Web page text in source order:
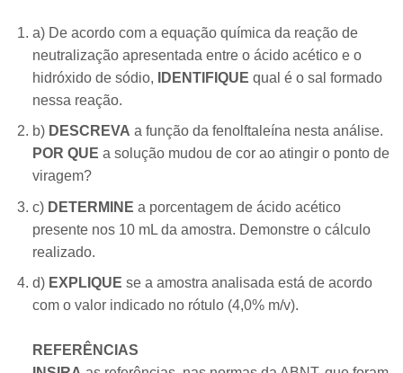
a) De acordo com a equação química da reação de
neutralização apresentada entre o ácido acético e o
hidróxido de sódio,
IDENTIFIQUE qual é o sal formado
nessa reação.
b) DESCREVA a função da fenolftaleína nesta análise.
POR QUE a solução mudou de cor ao atingir o ponto de
viragem?
c) DETERMINE a porcentagem de ácido acético
presente nos 10 mL da amostra. Demonstre o cálculo
realizado.
d)EXPLIQUE se a amostra analisada está de acordo
com o valor indicado no rótulo (4,0% m/v).
REFERÊNCIAS